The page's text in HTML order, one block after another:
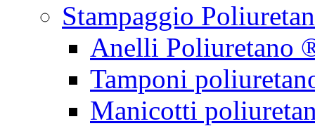
Stampaggio
Anelli Poliuretano
Tamponi
Manicotti